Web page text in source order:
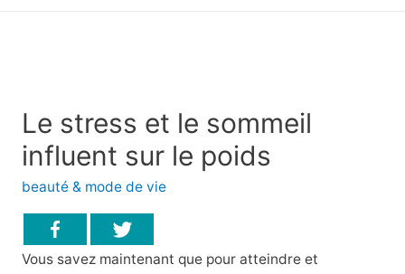
Le stress et le sommeil
influent sur le poids
beauté & mode de vie
Vous savez maintenant que pour atteindre et